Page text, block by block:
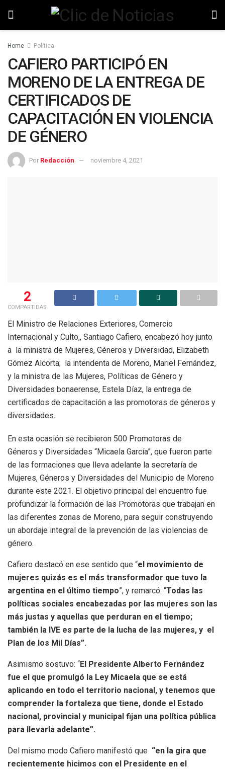
Home Política
CAFIERO PARTICIPÓ EN
MORENO DE LA ENTREGA DE
CERTIFICADOS DE
CAPACITACIÓN EN VIOLENCIA
DE GÉNERO
Por Redacción noviembre 4, 2021
2
COMPARTIDAS
El Ministro de Relaciones Exteriores, Comercio
Internacional y Culto,, Santiago Cafiero, encabezó hoy junto
a la ministra de Mujeres, Géneros y Diversidad, Elizabeth
Gómez Alcorta; la intendenta de Moreno, Mariel Fernández,
y la ministra de las Mujeres, Políticas de Género y
Diversidades bonaerense, Estela Díaz, la entrega de
certificados de capacitación a las promotoras de géneros y
diversidades.
En esta ocasión se recibieron 500 Promotoras de
Géneros y Diversidades “Micaela García”, que fueron parte
de las formaciones que lleva adelante la secretaría de
Mujeres, Géneros y Diversidades del Municipio de Moreno
durante este 2021. El objetivo principal del encuentro fue
profundizar la formación de las Promotoras que trabajan en
las diferentes zonas de Moreno, para seguir construyendo
un abordaje integral de la prevención de las violencias de
género.
Cafiero destacó en ese sentido que “el movimiento de
mujeres quizás es el más transformador que tuvo la
argentina en el último tiempo”, y remarcó: “Todas las
políticas sociales encabezadas por las mujeres son las
más justas y aquellas que perduran en el tiempo;
también la IVE es parte de la lucha de las mujeres, y el
Plan de los Mil Días”.
Asimismo sostuvo: “El Presidente Alberto Fernández
fue el que promulgó la Ley Micaela que se está
aplicando en todo el territorio nacional, y tenemos que
comprender la fortaleza que tiene, donde el Estado
nacional, provincial y municipal fijan una política pública
para llevarla adelante”.
Del mismo modo Cafiero manifestó que “en la gira que
recientemente hicimos con el Presidente en el